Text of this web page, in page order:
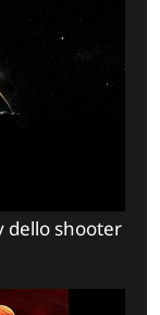
dello shooter